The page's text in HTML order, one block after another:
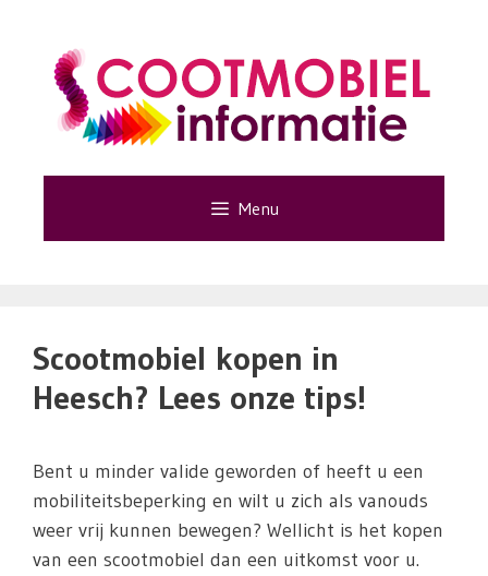
Menu
Scootmobiel kopen in
Heesch? Lees onze tips!
Bent u minder valide geworden of heeft u een
mobiliteitsbeperking en wilt u zich als vanouds
weer vrij kunnen bewegen? Wellicht is het kopen
van een scootmobiel dan een uitkomst voor u.